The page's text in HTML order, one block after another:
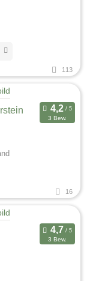
113
3 Bew.
16
3 Bew.